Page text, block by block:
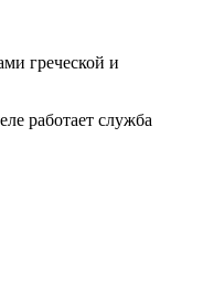
греческой и
работает служба